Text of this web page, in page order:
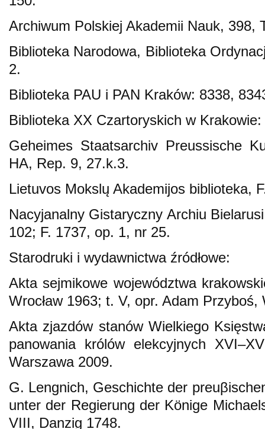
Archiwum Polskiej Akademii Nauk, 398,
Biblioteka Narodowa, Biblioteka
2.
Biblioteka PAU i PAN Kraków: 8338,
Biblioteka XX Czartoryskich w
Geheimes Staatsarchiv Preussische
HA, Rep. 9, 27.k.3.
Lietuvos Mokslų Akademijos biblioteka,
Nacyjanalny Gistaryczny Archiu
102; F. 1737, op. 1, nr 25.
Starodruki i wydawnictwa źródłowe:
Akta sejmikowe województwa
Wrocław 1963; t. V, opr. Adam Przyboś,
Akta zjazdów stanów Wielkiego
panowania królów elekcyjnych
Warszawa 2009.
G. Lengnich, Geschichte der
unter der Regierung der Könige
VIII, Danzig 1748.